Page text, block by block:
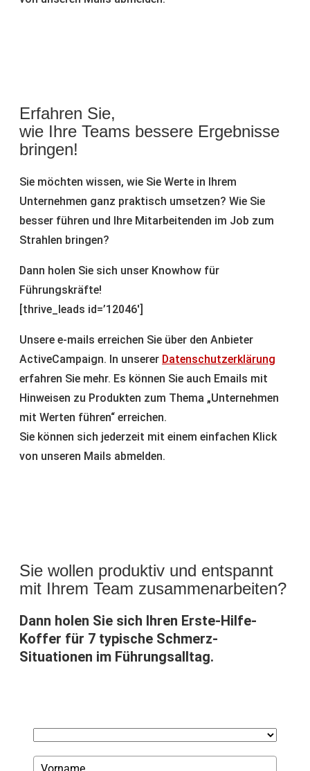
wie Ihre Teams bessere Ergebnisse
bringen!
Unternehmen ganz praktisch umsetzen? Wie Sie
besser führen und Ihre Mitarbeitenden im Job zum
Strahlen bringen?
Führungskräfte!
[thrive_leads id=’12046′]
ActiveCampaign. In unserer Datenschutzerklärung
erfahren Sie mehr. Es können Sie auch Emails mit
Hinweisen zu Produkten zum Thema „Unternehmen
mit Werten führen“ erreichen.
Sie können sich jederzeit mit einem einfachen Klick
von unseren Mails abmelden.
mit Ihrem Team zusammenarbeiten?
Koffer für 7 typische Schmerz-
Situationen im Führungsalltag.